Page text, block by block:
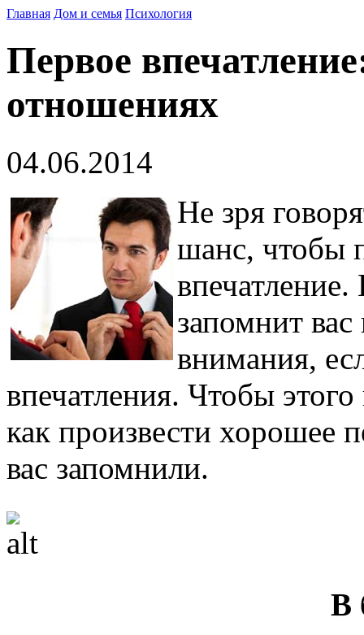
Главная Дом и семья Психология
Первое
отношениях
04.06.2014
Не зря
шанс, чтобы
впечатление.
запомнит
внимания,
впечатления. Чтобы
как произвести хорошее
вас запомнили.
В